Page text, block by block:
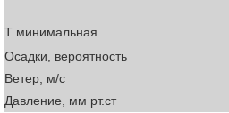
T минимальная
Осадки, вероятность
Ветер, м/с
Давление, мм рт.ст